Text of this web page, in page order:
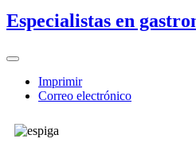
Especialistas en
Imprimir
Correo electrónico